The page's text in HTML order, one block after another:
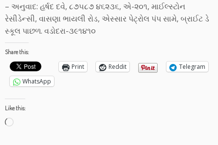
– અનુવાદ: હર્ષદ દવે, ૮૭૫૮૭ ૪૬૨૩૬, એ-૨૦૧, માઈલ્સ્ટોન
રેસીડેન્સી, વાસણા ભાયલી રોડ, એસ્સાર પેટ્રોલ પંપ સામે, બ્રાઈટ ડે
સ્કૂલ પાછળ. વડોદરા-૩૯૧૪૧૦
Share this:
Print Reddit
Telegram
WhatsApp
Like this:
Loading…